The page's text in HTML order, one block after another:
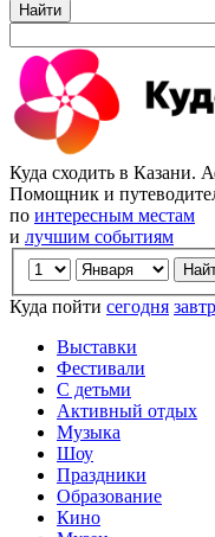
Найти
Куда сходить в Казани.
Помощник и
по интересным местам
и лучшим событиям
Куда пойти сегодня
Выставки
Фестивали
С детьми
Активный отдых
Музыка
Шоу
Праздники
Образование
Кино